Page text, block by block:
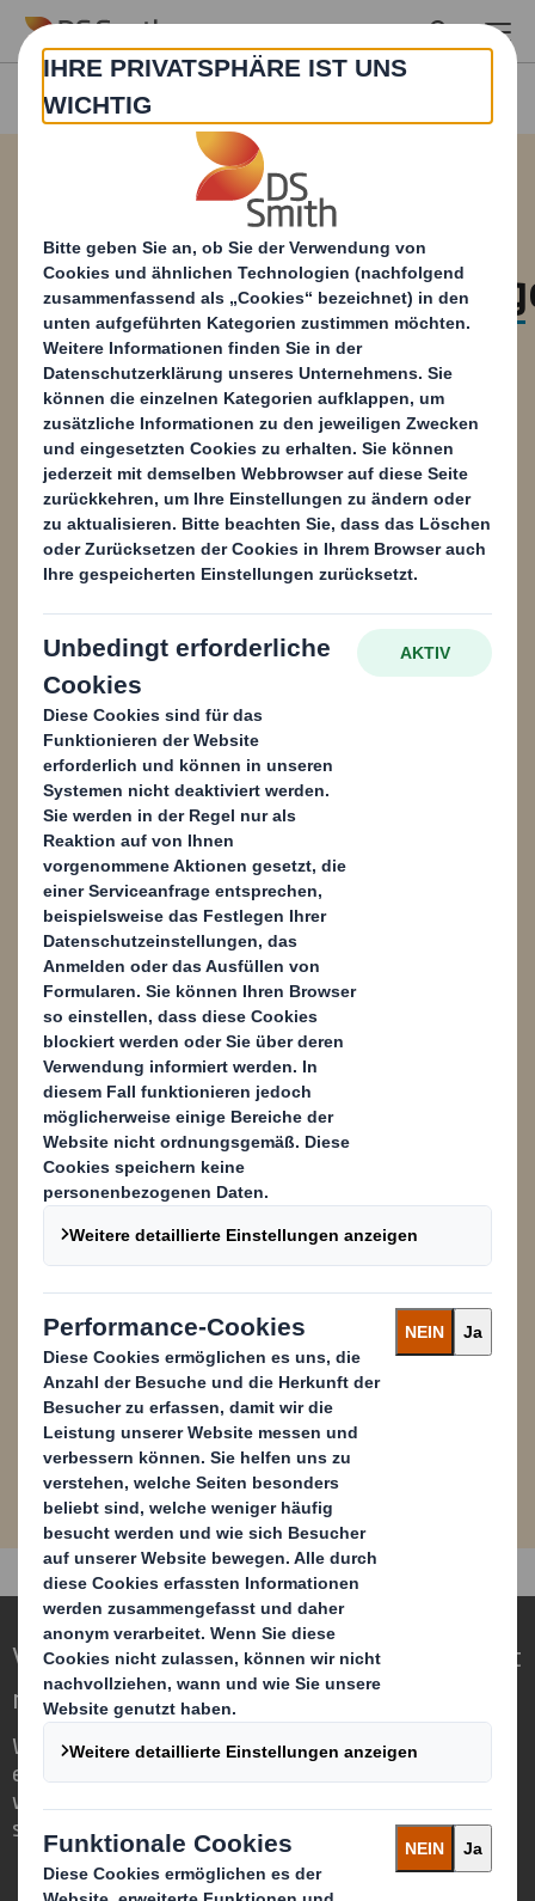
Skip to main content
Broschüre für
Bei DS Smith ist Recycling nicht nur etwas,
was wir tun. Es ist etwas, was uns ausmacht.
Denn als Teil der DS Smith Group spielen wir
eine wesentliche Rolle dabei, unseren
Geschäftsbereichen Packaging und Paper die
Rohstoffe zu liefern, die sie für ihre Geschäfte
benötigen.
Das ist nur einer von vielen Gründen, warum
Sie uns vertrauen können, um Ihr Recycling zu
verbessern. Für weitere Gründe werfen Sie
doch einfach einen Blick in unsere Broschüre
und finden Sie heraus, was wir für Sie tun
könnten:
Inhalt blockiert
Um diesen Inhalt anzeigen zu können, müssen Sie die Verwendung
von Performance Cookies zulassen.
Powered by
Laden Sie hier die PDF-
Version herunter
Verpackungen für eine sich wandelnde Welt
neu definieren
Wir sind anders, weil wir die Chance
erkennen, dass Verpackungen eine
wichtige Rolle in der Welt um uns herum
spielen können.